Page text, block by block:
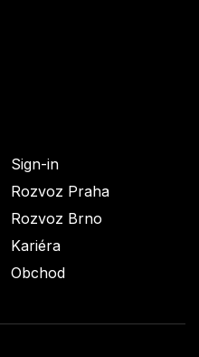
Sign-in
Rozvoz Praha
Rozvoz Brno
Kariéra
Obchod